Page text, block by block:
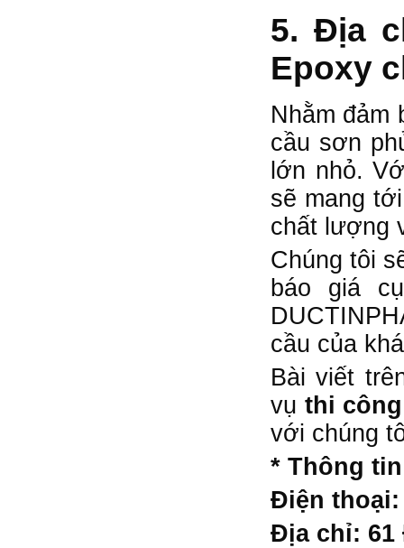
5. Địa
Epoxy
Nhằm đảm
cầu sơn
lớn nhỏ.
sẽ mang
chất lượng
Chúng tôi
báo giá
cầu của
Bài viết
vụ thi
với chúng
* Thông
Điện thoại:
Địa chỉ: 61